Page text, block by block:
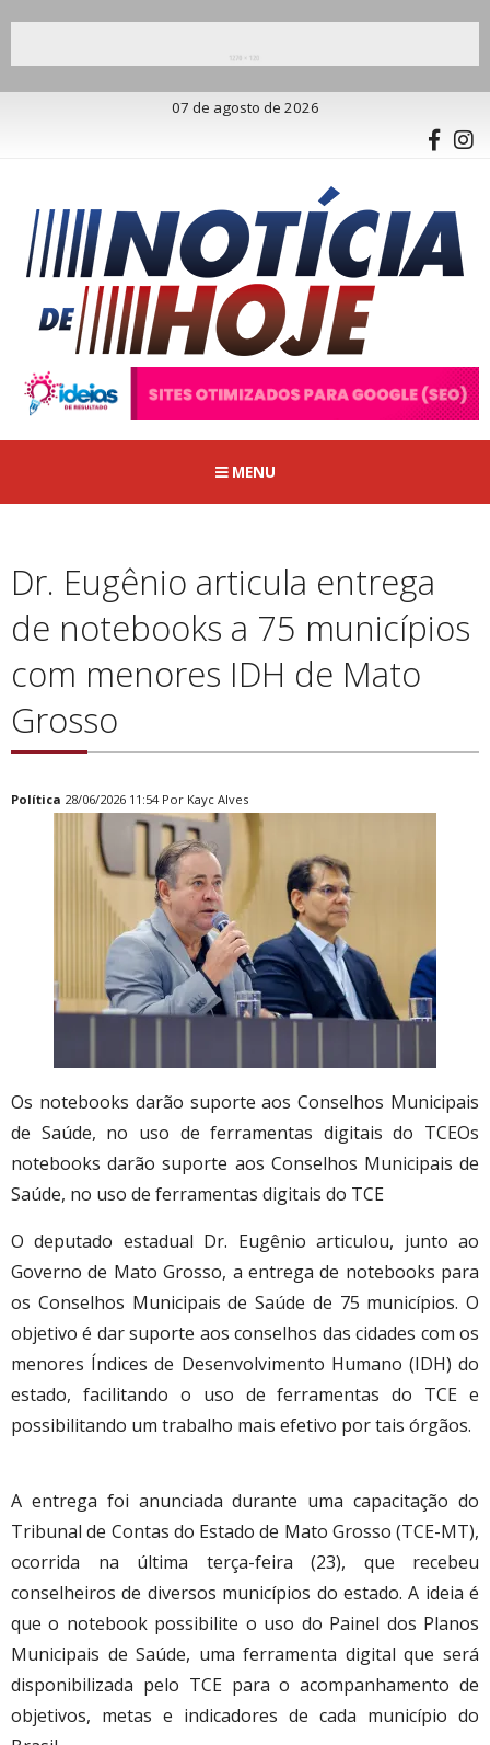
07 de agosto de 2026
MENU
Dr. Eugênio articula entrega
de notebooks a 75 municípios
com menores IDH de Mato
Grosso
Política 28/06/2026 11:54 Por Kayc Alves
Os notebooks darão suporte aos Conselhos Municipais
de Saúde, no uso de ferramentas digitais do TCEOs
notebooks darão suporte aos Conselhos Municipais de
Saúde, no uso de ferramentas digitais do TCE
O deputado estadual Dr. Eugênio articulou, junto ao
Governo de Mato Grosso, a entrega de notebooks para
os Conselhos Municipais de Saúde de 75 municípios. O
objetivo é dar suporte aos conselhos das cidades com os
menores Índices de Desenvolvimento Humano (IDH) do
estado, facilitando o uso de ferramentas do TCE e
possibilitando um trabalho mais efetivo por tais órgãos.
A entrega foi anunciada durante uma capacitação do
Tribunal de Contas do Estado de Mato Grosso (TCE-MT),
ocorrida na última terça-feira (23), que recebeu
conselheiros de diversos municípios do estado. A ideia é
que o notebook possibilite o uso do Painel dos Planos
Municipais de Saúde, uma ferramenta digital que será
disponibilizada pelo TCE para o acompanhamento de
objetivos, metas e indicadores de cada município do